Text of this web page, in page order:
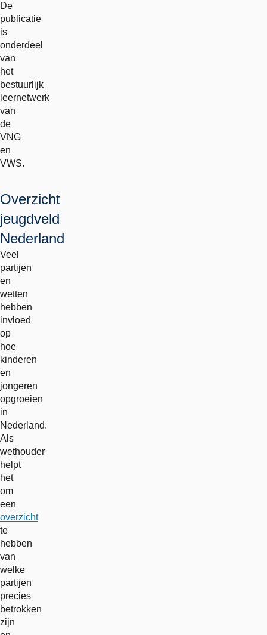
De
publicatie
is
onderdeel
van
het
bestuurlijk
leernetwerk
van
de
VNG
en
VWS.
Overzicht
jeugdveld
Nederland
Veel
partijen
en
wetten
hebben
invloed
op
hoe
kinderen
en
jongeren
opgroeien
in
Nederland.
Als
wethouder
helpt
het
om
een
overzicht
te
hebben
van
welke
partijen
precies
betrokken
zijn